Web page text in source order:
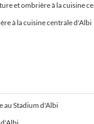
et ombrière à la cuisine
à la cuisine centrale d'Albi
au Stadium d'Albi